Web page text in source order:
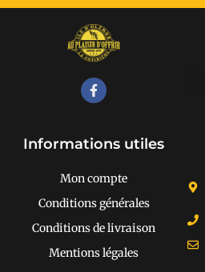
Informations utiles
Mon compte
Conditions générales
Conditions de livraison
Mentions légales